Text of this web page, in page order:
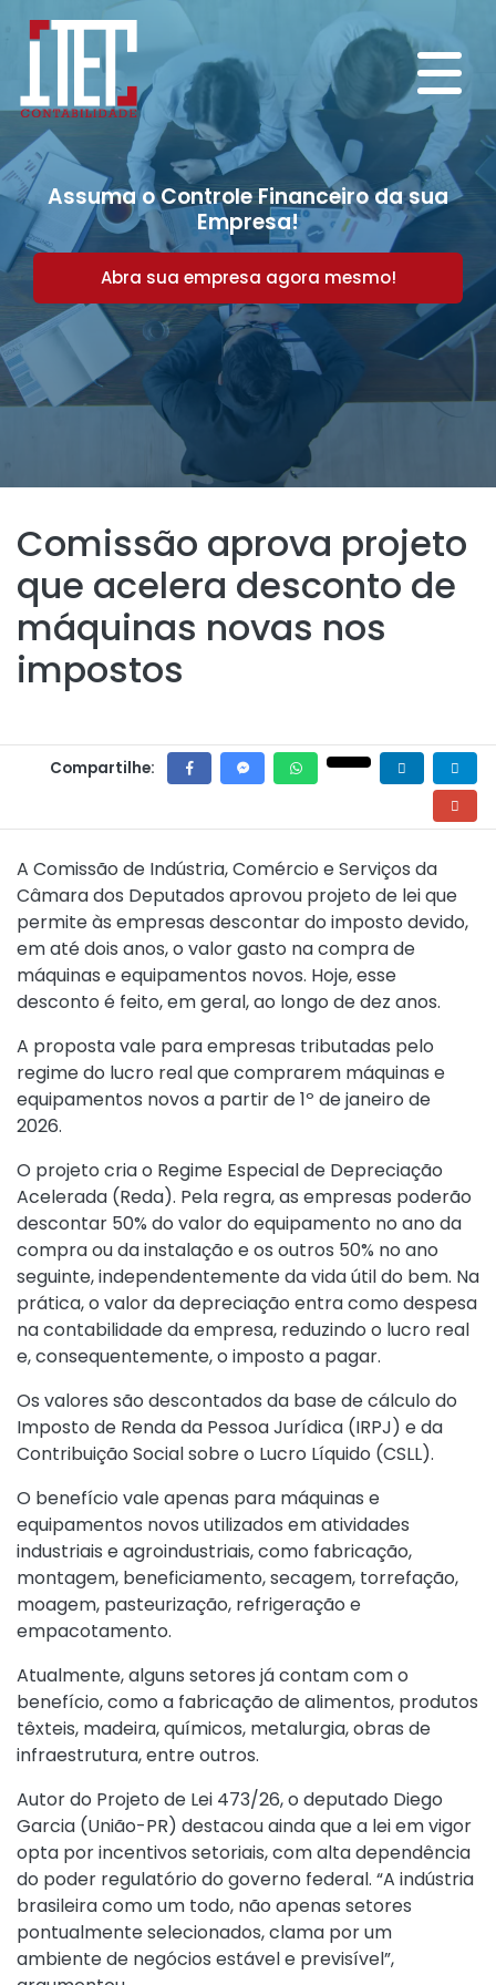
Assuma o Controle Financeiro da sua
Empresa!
Abra sua empresa agora mesmo!
Comissão aprova projeto
que acelera desconto de
máquinas novas nos
impostos
Compartilhe:
A Comissão de Indústria, Comércio e Serviços da
Câmara dos Deputados aprovou projeto de lei que
permite às empresas descontar do imposto devido,
em até dois anos, o valor gasto na compra de
máquinas e equipamentos novos. Hoje, esse
desconto é feito, em geral, ao longo de dez anos.
A proposta vale para empresas tributadas pelo
regime do lucro real que comprarem máquinas e
equipamentos novos a partir de 1º de janeiro de
2026.
O projeto cria o Regime Especial de Depreciação
Acelerada (Reda). Pela regra, as empresas poderão
descontar 50% do valor do equipamento no ano da
compra ou da instalação e os outros 50% no ano
seguinte, independentemente da vida útil do bem. Na
prática, o valor da depreciação entra como despesa
na contabilidade da empresa, reduzindo o lucro real
e, consequentemente, o imposto a pagar.
Os valores são descontados da base de cálculo do
Imposto de Renda da Pessoa Jurídica (IRPJ) e da
Contribuição Social sobre o Lucro Líquido (CSLL).
O benefício vale apenas para máquinas e
equipamentos novos utilizados em atividades
industriais e agroindustriais, como fabricação,
montagem, beneficiamento, secagem, torrefação,
moagem, pasteurização, refrigeração e
empacotamento.
Atualmente, alguns setores já contam com o
benefício, como a fabricação de alimentos, produtos
têxteis, madeira, químicos, metalurgia, obras de
infraestrutura, entre outros.
Autor do Projeto de Lei 473/26, o deputado Diego
Garcia (União-PR) destacou ainda que a lei em vigor
opta por incentivos setoriais, com alta dependência
do poder regulatório do governo federal. “A indústria
brasileira como um todo, não apenas setores
pontualmente selecionados, clama por um
ambiente de negócios estável e previsível”,